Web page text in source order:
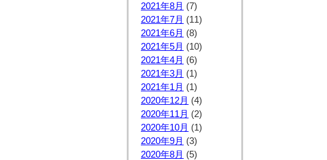
2021年8月 (7)
2021年7月 (11)
2021年6月 (8)
2021年5月 (10)
2021年4月 (6)
2021年3月 (1)
2021年1月 (1)
2020年12月 (4)
2020年11月 (2)
2020年10月 (1)
2020年9月 (3)
2020年8月 (5)